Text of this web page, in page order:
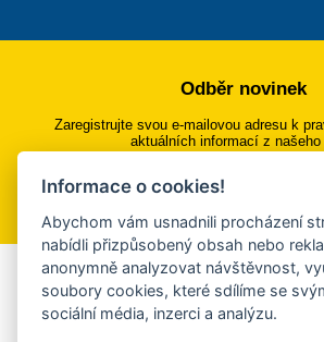
Odběr novinek
Zaregistrujte svou e-mailovou adresu k
aktuálních informací z našeho
Přihlásit se k odběru
Aplikace Mobilní
Chcete dostávat do svého mobilu či
Informace o cookies!
Abychom vám usnadnili procházení
nabídli přizpůsobený obsah nebo
anonymně analyzovat návštěvnost,
soubory cookies, které sdílíme se
sociální média, inzerci a analýzu.